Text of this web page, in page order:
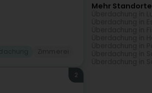
2
Mehr Standorte